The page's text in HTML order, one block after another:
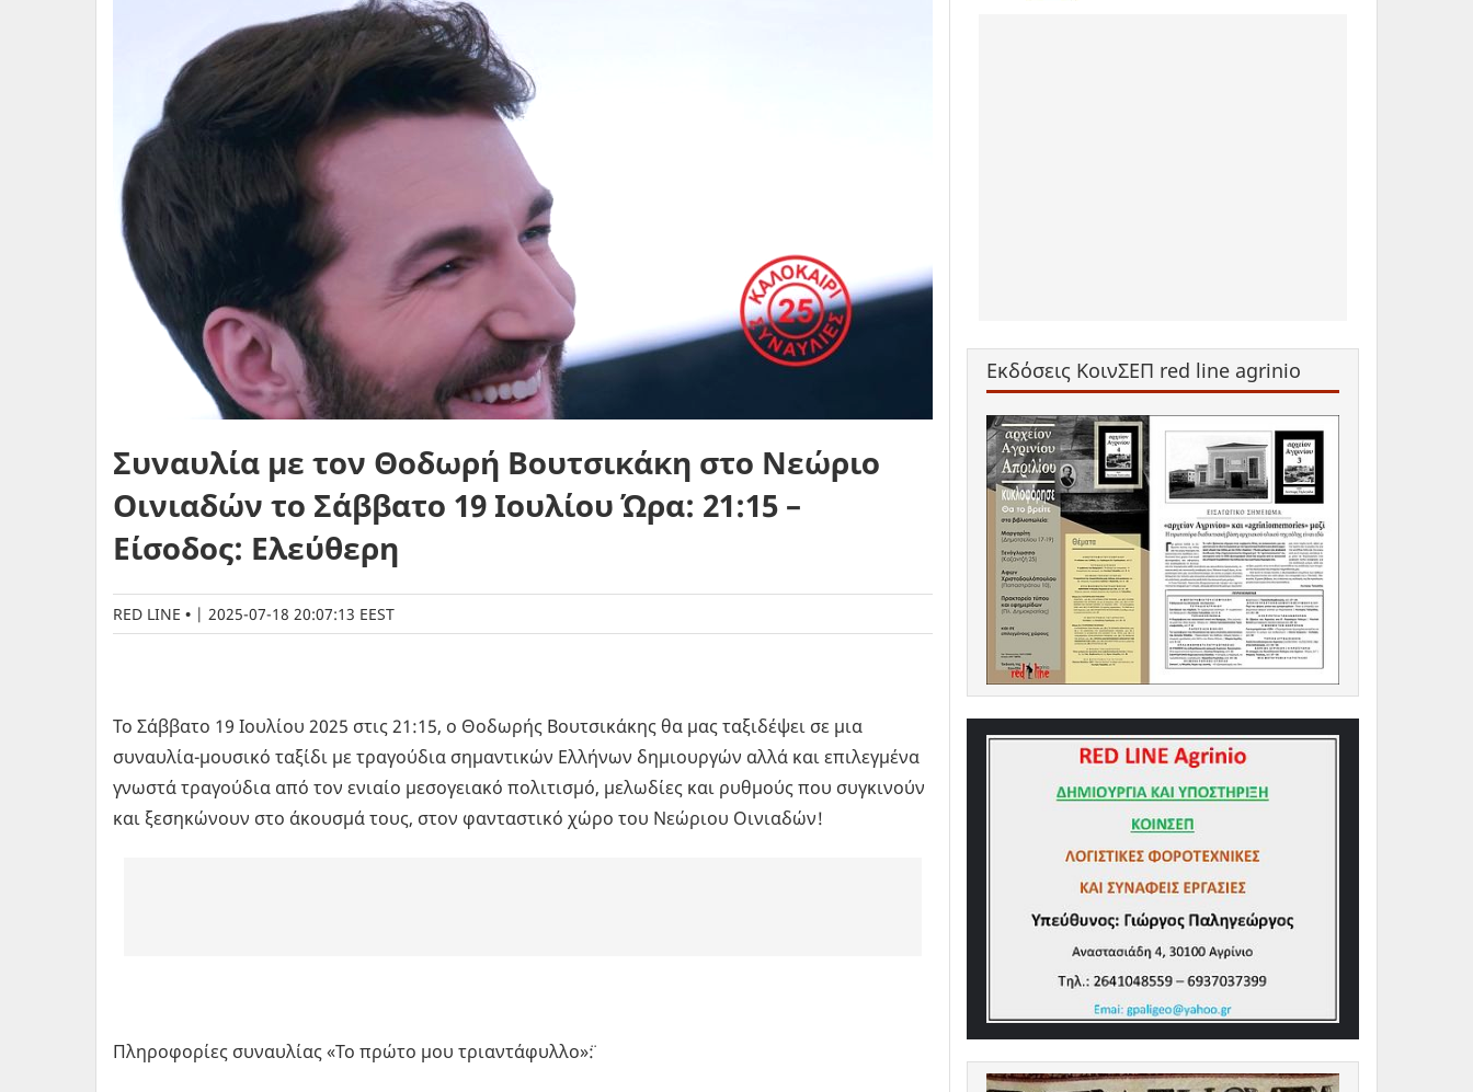
Συναυλία με τον Θοδωρή Βουτσικάκη στο Νεώριο
Οινιαδών το Σάββατο 19 Ιουλίου Ώρα: 21:15 –
Είσοδος: Ελεύθερη
RED LINE | 2025-07-18 20:07:13 EEST
Το Σάββατο 19 Ιουλίου 2025 στις 21:15, ο Θοδωρής Βουτσικάκης θα μας ταξιδέψει σε μια
συναυλία-μουσικό ταξίδι με τραγούδια σημαντικών Ελλήνων δημιουργών αλλά και επιλεγμένα
γνωστά τραγούδια από τον ενιαίο μεσογειακό πολιτισμό, μελωδίες και ρυθμούς που συγκινούν
και ξεσηκώνουν στο άκουσμά τους, στον φανταστικό χώρο του Νεώριου Οινιαδών!
Πληροφορίες συναυλίας «Το πρώτο μου τριαντάφυλλο»¨:
Εκδόσεις ΚοινΣΕΠ red line agrinio